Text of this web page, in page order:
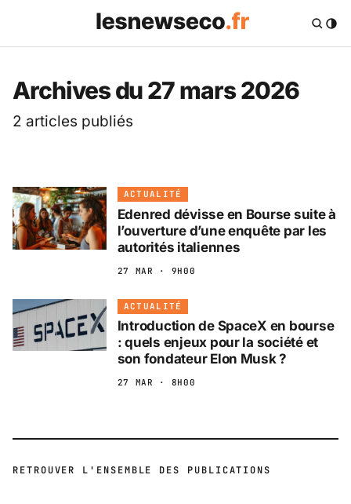
Les News Eco .fr —
Archives du 27 mars 2026
2 articles publiés
ACTUALITÉ
Edenred dévisse en Bourse suite à
l’ouverture d’une enquête par les
autorités italiennes
27 MAR · 9H00
ACTUALITÉ
Introduction de SpaceX en bourse
: quels enjeux pour la société et
son fondateur Elon Musk ?
27 MAR · 8H00
RETROUVER L'ENSEMBLE DES PUBLICATIONS